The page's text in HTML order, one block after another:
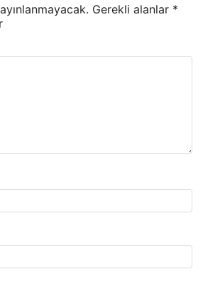
Gerekli alanlar *